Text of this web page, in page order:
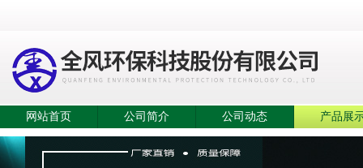
网站首页 公司简介 公司动态 产品展